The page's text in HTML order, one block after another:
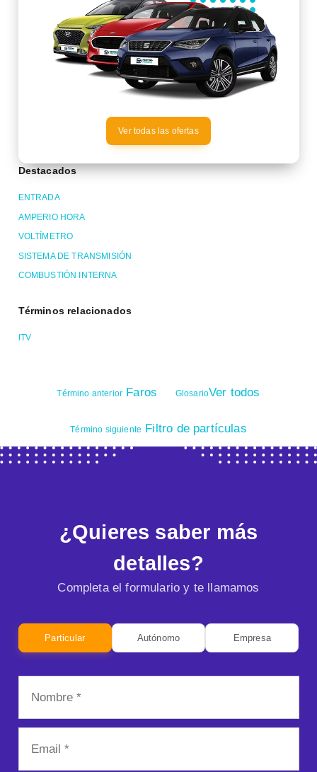
Ver todas las ofertas
Destacados
ENTRADA
AMPERIO HORA
VOLTÍMETRO
SISTEMA DE TRANSMISIÓN
COMBUSTIÓN INTERNA
Términos relacionados
ITV
Término anterior Faros GlosarioVer todos
Término siguiente Filtro de partículas
¿Quieres saber más
detalles?
Completa el formulario y te llamamos
Particular Autónomo Empresa